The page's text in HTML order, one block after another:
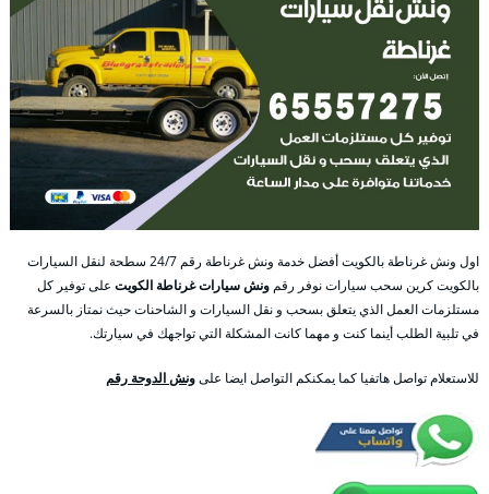
اول ونش غرناطة بالكويت أفضل خدمة ونش غرناطة رقم 24/7 سطحة لنقل السيارات
بالكويت كرين سحب سيارات نوفر رقم ونش سيارات غرناطة الكويت على توفير كل
مستلزمات العمل الذي يتعلق بسحب و نقل السيارات و الشاحنات حيث نمتاز بالسرعة
في تلبية الطلب أينما كنت و مهما كانت المشكلة التي تواجهك في سيارتك.
للاستعلام تواصل هاتفيا كما يمكنكم التواصل ايضا علىونش الدوحة رقم